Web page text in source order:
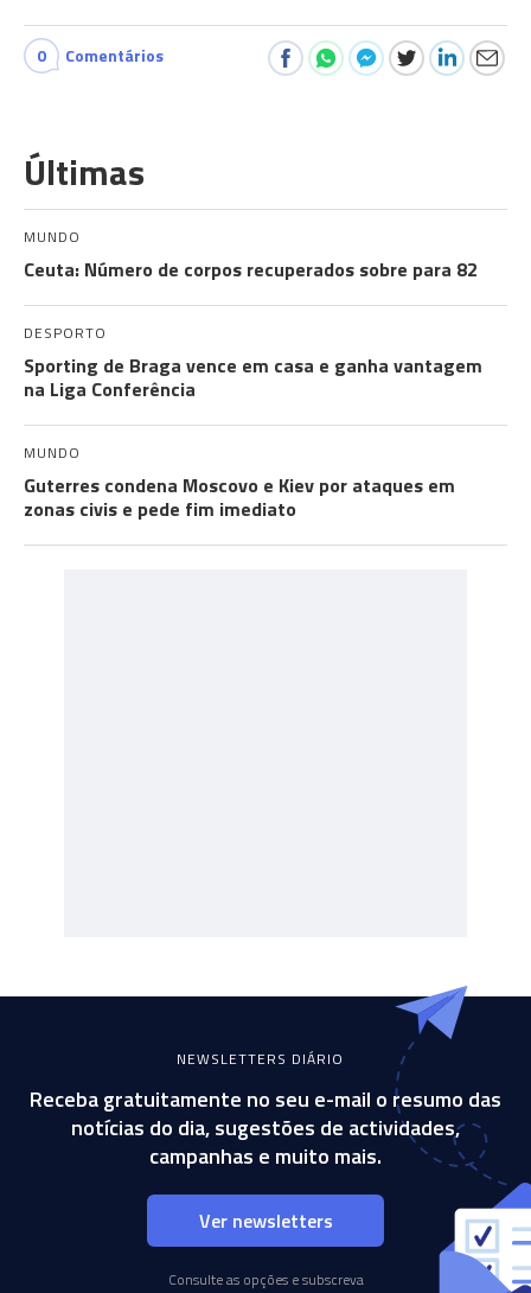
0 Comentários
Últimas
MUNDO
Ceuta: Número de corpos recuperados sobre para 82
DESPORTO
Sporting de Braga vence em casa e ganha vantagem
na Liga Conferência
MUNDO
Guterres condena Moscovo e Kiev por ataques em
zonas civis e pede fim imediato
NEWSLETTERS DIÁRIO
Receba gratuitamente no seu e-mail o resumo das
notícias do dia, sugestões de actividades,
campanhas e muito mais.
Ver newsletters
Consulte as opções e subscreva